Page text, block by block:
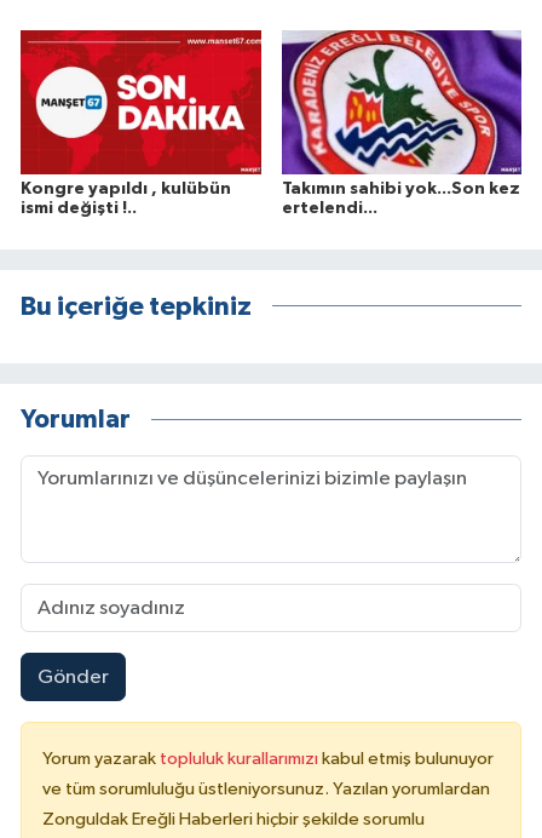
Kongre yapıldı , kulübün
ismi değişti !..
Takımın sahibi yok...Son kez
ertelendi...
Bu içeriğe tepkiniz
Yorumlar
Gönder
Yorum yazarak topluluk kurallarımızı kabul etmiş bulunuyor
ve tüm sorumluluğu üstleniyorsunuz. Yazılan yorumlardan
Zonguldak Ereğli Haberleri hiçbir şekilde sorumlu